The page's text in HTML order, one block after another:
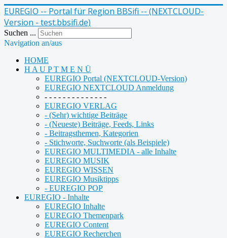
EUREGIO -- Portal für Region BBSifi -- (NEXTCLOUD-
Version - test.bbsifi.de)
Suchen ...
Navigation an/aus
HOME
H A U P T M E N Ü
EUREGIO Portal (NEXTCLOUD-Version)
EUREGIO NEXTCLOUD Anmeldung
- - - - - - - - - - - - - -
EUREGIO VERLAG
- (Sehr) wichtige Beiträge
- (Neueste) Beiträge, Feeds, Links
- Beitragsthemen, Kategorien
- Stichworte, Suchworte (als Beispiele)
EUREGIO MULTIMEDIA - alle Inhalte
EUREGIO MUSIK
EUREGIO WISSEN
EUREGIO Musiktipps
- EUREGIO POP
EUREGIO - Inhalte
EUREGIO Inhalte
EUREGIO Themenpark
EUREGIO Content
EUREGIO Recherchen